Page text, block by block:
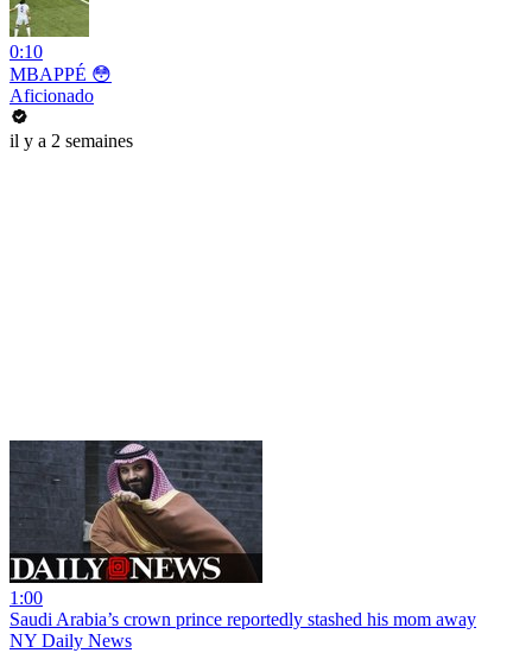
0:10
MBAPPÉ 😳
Aficionado
il y a 2 semaines
1:00
Saudi Arabia’s crown prince reportedly stashed his mom away
NY Daily News